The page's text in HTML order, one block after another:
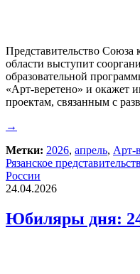
Представительство Союза
области выступит
образовательной
«Арт-веретено» и окажет
проектам, связанным с
→
Метки: 2026, апрель, Арт-
Рязанское
России
24.04.2026
Юбиляры дня: 24